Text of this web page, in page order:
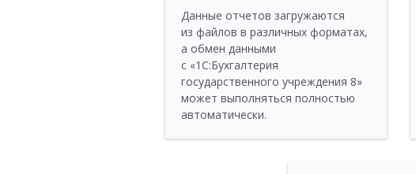
Данные отчетов загружаются
из файлов в различных форматах,
а обмен данными
с «1С:Бухгалтерия
государственного учреждения 8»
может выполняться полностью
автоматически.